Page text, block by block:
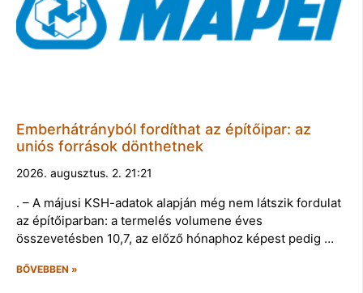
Emberhátrányból fordíthat az építőipar: az
uniós források dönthetnek
2026. augusztus. 2. 21:21
. – A májusi KSH-adatok alapján még nem látszik fordulat
az építőiparban: a termelés volumene éves
összevetésben 10,7, az előző hónaphoz képest pedig …
BŐVEBBEN »